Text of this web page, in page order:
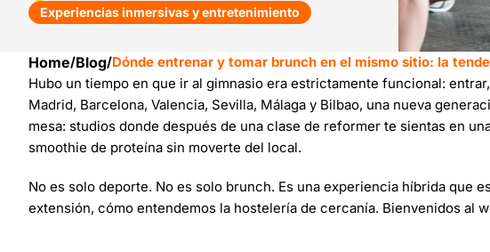
Experiencias inmersivas y entretenimiento
Home/Blog/Dónde entrenar y tomar brunch en el mismo sitio: la
Hubo un tiempo en que ir al gimnasio era estrictamente funcional:
Madrid, Barcelona, Valencia, Sevilla, Málaga y Bilbao, una nueva
mesa: studios donde después de una clase de reformer te sientas en
smoothie de proteína sin moverte del local.
No es solo deporte. No es solo brunch. Es una experiencia híbrida que
extensión, cómo entendemos la hostelería de cercanía. Bienvenidos al